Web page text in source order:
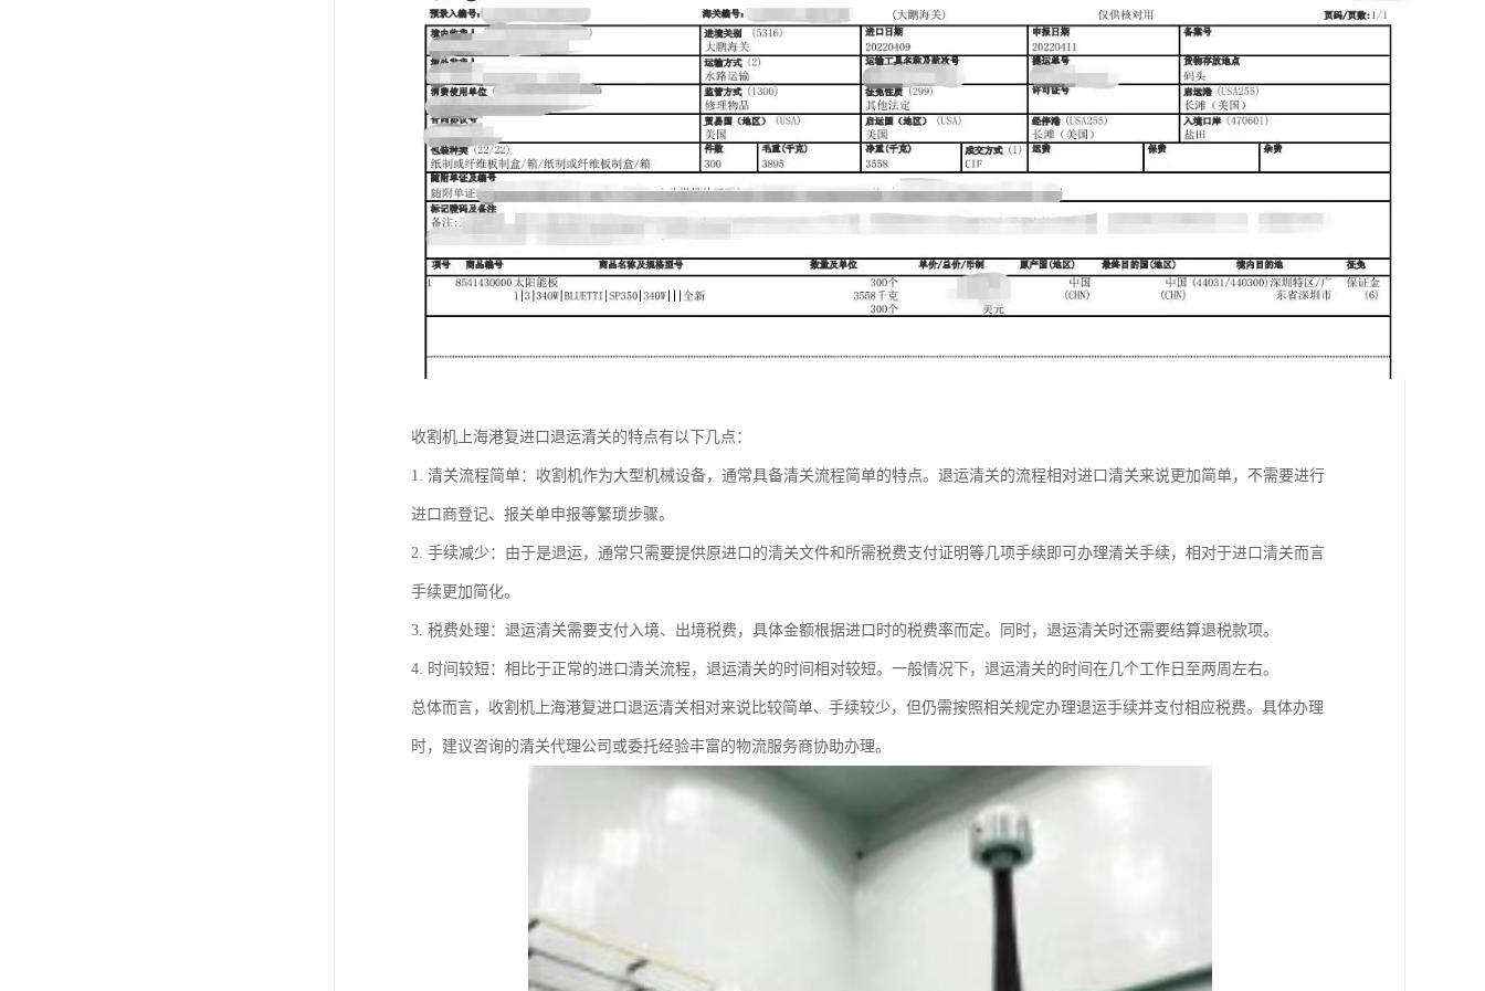
收割机上海港复进口退运清关的特点有以下几点：
1. 清关流程简单：收割机作为大型机械设备，通常具备清关流程简单的特点。退运清关的流程相对进口清关来说更加简单，不需要进行
进口商登记、报关单申报等繁琐步骤。
2. 手续减少：由于是退运，通常只需要提供原进口的清关文件和所需税费支付证明等几项手续即可办理清关手续，相对于进口清关而言
手续更加简化。
3. 税费处理：退运清关需要支付入境、出境税费，具体金额根据进口时的税费率而定。同时，退运清关时还需要结算退税款项。
4. 时间较短：相比于正常的进口清关流程，退运清关的时间相对较短。一般情况下，退运清关的时间在几个工作日至两周左右。
总体而言，收割机上海港复进口退运清关相对来说比较简单、手续较少，但仍需按照相关规定办理退运手续并支付相应税费。具体办理
时，建议咨询的清关代理公司或委托经验丰富的物流服务商协助办理。